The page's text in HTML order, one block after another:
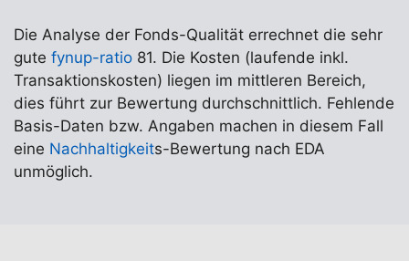
Die Analyse der Fonds-Qualität errechnet die sehr
gute fynup-ratio 81. Die Kosten (laufende inkl.
Transaktionskosten) liegen im mittleren Bereich,
dies führt zur Bewertung durchschnittlich. Fehlende
Basis-Daten bzw. Angaben machen in diesem Fall
eine Nachhaltigkeits-Bewertung nach EDA
unmöglich.